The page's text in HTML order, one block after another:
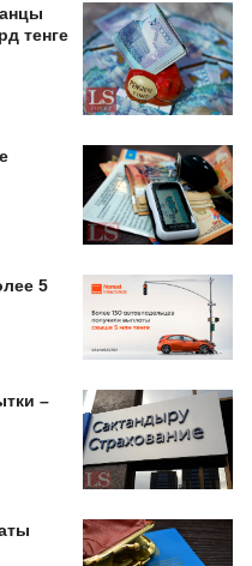
тенге
5
–